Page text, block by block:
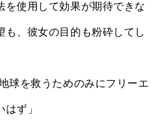
を使用して効果が期待できな
も、彼女の目的も粉砕してし
ず」